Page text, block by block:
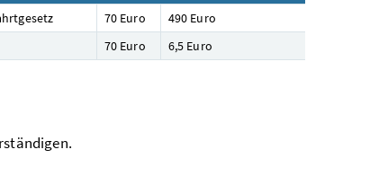
70 Euro
490 Euro
70 Euro 6,5 Euro